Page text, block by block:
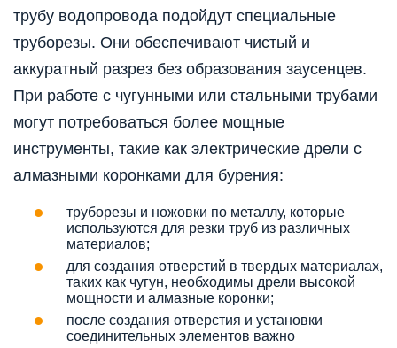
трубу водопровода подойдут специальные
труборезы. Они обеспечивают чистый и
аккуратный разрез без образования заусенцев.
При работе с чугунными или стальными трубами
могут потребоваться более мощные
инструменты, такие как электрические дрели с
алмазными коронками для бурения:
труборезы и ножовки по металлу, которые
используются для резки труб из различных
материалов;
для создания отверстий в твердых материалах,
таких как чугун, необходимы дрели высокой
мощности и алмазные коронки;
после создания отверстия и установки
соединительных элементов важно